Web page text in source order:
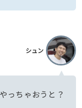
シュン
っちゃおうと？